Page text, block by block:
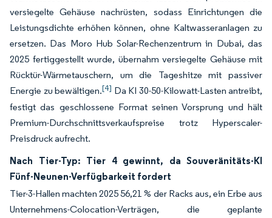
versiegelte Gehäuse nachrüsten, sodass Einrichtungen die
Leistungsdichte erhöhen können, ohne Kaltwasseranlagen zu
ersetzen. Das Moro Hub Solar-Rechenzentrum in Dubai, das
2025 fertiggestellt wurde, übernahm versiegelte Gehäuse mit
Rücktür-Wärmetauschern, um die Tageshitze mit passiver
Energie zu bewältigen.[4] Da KI 30-50-Kilowatt-Lasten antreibt,
festigt das geschlossene Format seinen Vorsprung und hält
Premium-Durchschnittsverkaufspreise trotz Hyperscaler-
Preisdruck aufrecht.
Nach Tier-Typ: Tier 4 gewinnt, da Souveränitäts-KI
Fünf-Neunen-Verfügbarkeit fordert
Tier-3-Hallen machten 2025 56,21 % der Racks aus, ein Erbe aus
Unternehmens-Colocation-Verträgen, die geplante